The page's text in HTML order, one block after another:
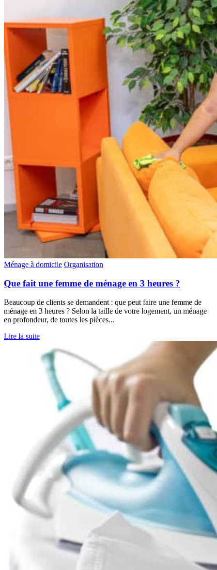
Ménage à domicile Organisation
Que fait une femme de ménage en 3 heures ?
Beaucoup de clients se demandent : que peut faire une femme de
ménage en 3 heures ? Selon la taille de votre logement, un ménage
en profondeur, de toutes les pièces...
Lire la suite